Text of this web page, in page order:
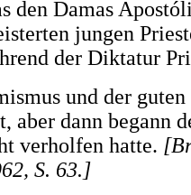
den Damas
jungen
der Diktatur
und der
aber dann
verholfen hatte.
S. 63.]